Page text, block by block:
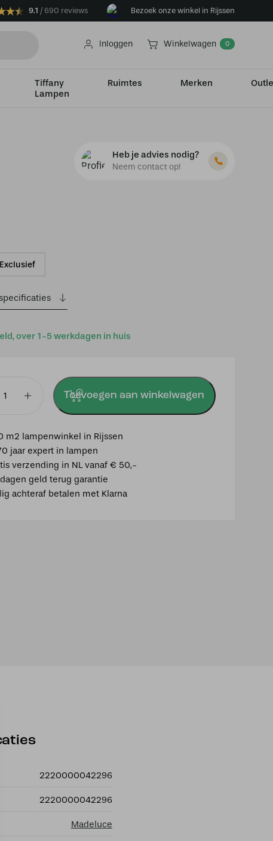
9.1 690 reviews Bezoek onze winkel in Rijssen
Inloggen Winkelwagen 0
Tiffany
Lampen
Ruimtes Merken
Heb je advies nodig?
Neem contact op!
over 1-5 werkdagen in huis
Exclusief
Toevoegen aan winkelwagen
m2 lampenwinkel in Rijssen
jaar expert in lampen
verzending in NL vanaf € 50,-
geld terug garantie
achteraf betalen met Klarna
2220000042296
2220000042296
Madeluce